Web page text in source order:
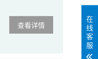
查看详情
在
线
客
服